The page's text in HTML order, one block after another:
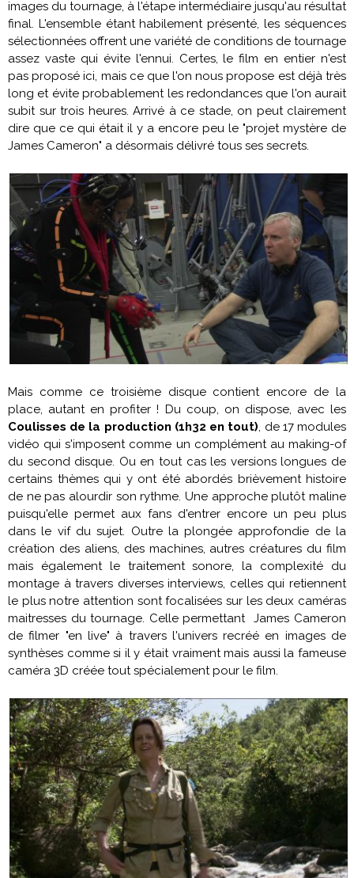
images du tournage, à l'étape intermédiaire jusqu'au résultat
final. L'ensemble étant habilement présenté, les séquences
sélectionnées offrent une variété de conditions de tournage
assez vaste qui évite l'ennui. Certes, le film en entier n'est
pas proposé ici, mais ce que l'on nous propose est déjà très
long et évite probablement les redondances que l'on aurait
subit sur trois heures. Arrivé à ce stade, on peut clairement
dire que ce qui était il y a encore peu le "projet mystère de
James Cameron" a désormais délivré tous ses secrets.
Mais comme ce troisième disque contient encore de la
place, autant en profiter ! Du coup, on dispose, avec les
Coulisses de la production (1h32 en tout), de 17 modules
vidéo qui s'imposent comme un complément au making-of
du second disque. Ou en tout cas les versions longues de
certains thèmes qui y ont été abordés brièvement histoire
de ne pas alourdir son rythme. Une approche plutôt maline
puisqu'elle permet aux fans d'entrer encore un peu plus
dans le vif du sujet. Outre la plongée approfondie de la
création des aliens, des machines, autres créatures du film
mais également le traitement sonore, la complexité du
montage à travers diverses interviews, celles qui retiennent
le plus notre attention sont focalisées sur les deux caméras
maitresses du tournage. Celle permettantJames Cameron
de filmer "en live" à travers l'univers recréé en images de
synthèses comme si il y était vraiment mais aussi la fameuse
caméra 3D créée tout spécialement pour le film.